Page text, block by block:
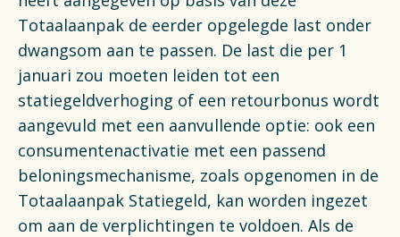
Totaalaanpak de eerder opgelegde last onder
dwangsom aan te passen. De last die per 1
januari zou moeten leiden tot een
statiegeldverhoging of een retourbonus wordt
aangevuld met een aanvullende optie: ook een
consumentenactivatie met een passend
beloningsmechanisme, zoals opgenomen in de
Totaalaanpak Statiegeld, kan worden ingezet
om aan de verplichtingen te voldoen. Als de